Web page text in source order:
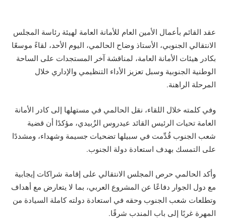
عقد القائم بأعمال الأمين العام للأمانة العامة لهيئة رئاسة المجلس
الانتقالي الجنوبي، الأستاذ وضاح الحالمي، اليوم الأحد، لقاءً موسعًا
بكادر هيئات الأمانة العامة، لمناقشة آخر المستجدات على الساحة
الوطنية الجنوبية وسبل تعزيز الأداء التنظيمي والإداري خلال
المرحلة الراهنة.
وفي كلمته خلال اللقاء، نقل الحالمي في مستهلها إلى كادر الأمانة
العامة تحيات الرئيس القائد عيدروس الزُبيدي، مؤكدًا أن قضية
شعب الجنوب قُدِّمت في سبيلها تضحيات جسيمة وشهداء، ومشددًا
على التمسك بهدف استعادة دولة الجنوب.
وأكد الحالمي حرص المجلس الانتقالي على إقامة شراكات إيجابية
مع دول الجوار دفاعًا عن المشروع العربي، بما لا يتعارض مع أهداف
وتطلعات شعب الجنوب وحقه في استعادة دولته كاملة السيادة من
المهرة غربًا إلى باب المندب شرقًا.